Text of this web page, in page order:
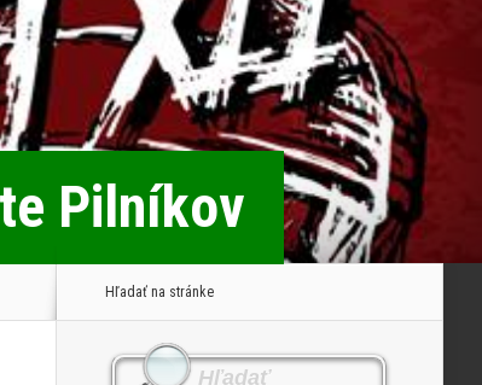
Pilníkov
Hľadať na stránke